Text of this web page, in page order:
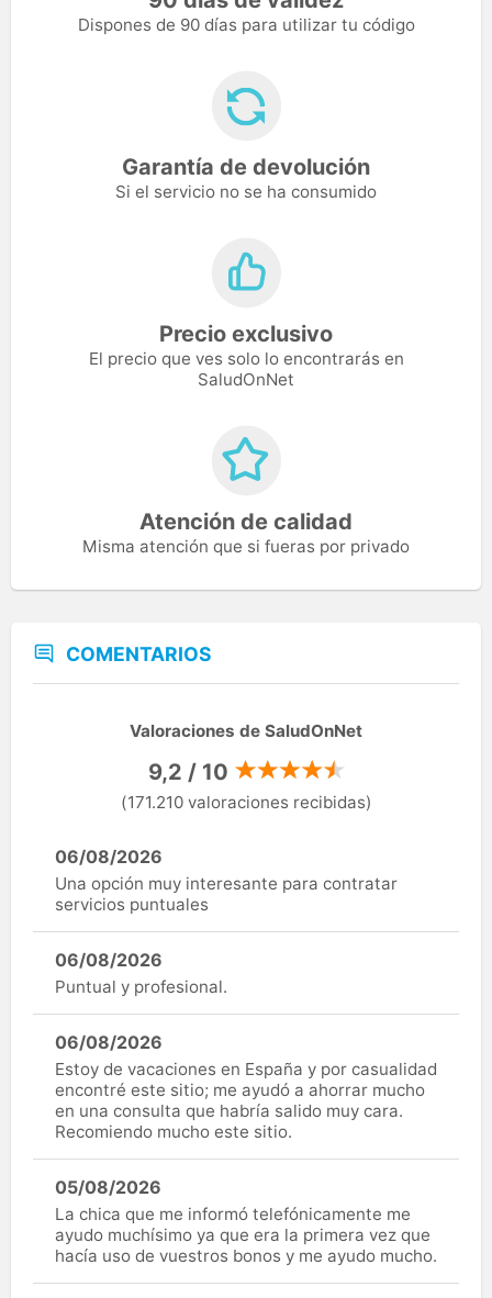
Dispones de 90 días para utilizar tu código
Garantía de devolución
Si el servicio no se ha consumido
Precio exclusivo
El precio que ves solo lo encontrarás en
SaludOnNet
Atención de calidad
Misma atención que si fueras por privado
COMENTARIOS
Valoraciones de SaludOnNet
9,2 / 10
(171.210 valoraciones recibidas)
06/08/2026
Una opción muy interesante para contratar
servicios puntuales
06/08/2026
Puntual y profesional.
06/08/2026
Estoy de vacaciones en España y por casualidad
encontré este sitio; me ayudó a ahorrar mucho
en una consulta que habría salido muy cara.
Recomiendo mucho este sitio.
05/08/2026
La chica que me informó telefónicamente me
ayudo muchísimo ya que era la primera vez que
hacía uso de vuestros bonos y me ayudo mucho.